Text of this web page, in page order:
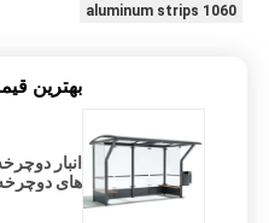
1060 aluminum strips
بهترين
انبار
های